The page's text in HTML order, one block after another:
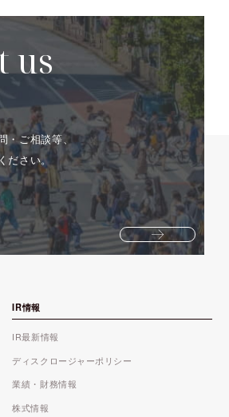
us
・ご相談等、
ださい。
IR情報
IR最新情報
ディスクロージャーポリシー
業績・財務情報
株式情報